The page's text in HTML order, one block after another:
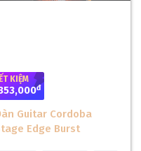
KIỆM
đ
Guitar Cordoba
Edge Burst